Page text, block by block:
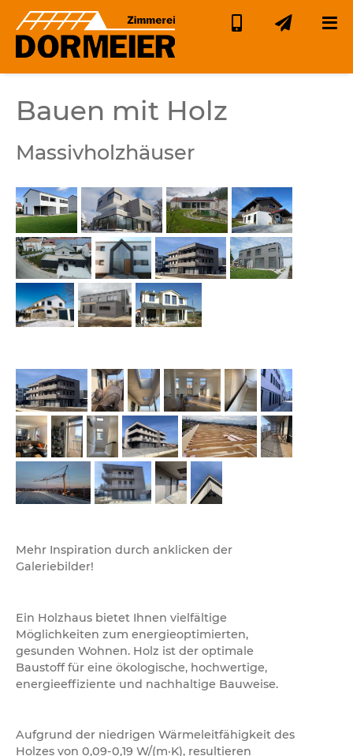
Bauen mit Holz
Massivholzhäuser
Mehr Inspiration durch anklicken der
Galeriebilder!
Ein Holzhaus bietet Ihnen vielfältige
Möglichkeiten zum energieoptimierten,
gesunden Wohnen. Holz ist der optimale
Baustoff für eine ökologische, hochwertige,
energieeffiziente und nachhaltige Bauweise.
Aufgrund der niedrigen Wärmeleitfähigkeit des
Holzes von 0,09-0,19 W/(m·K), resultieren